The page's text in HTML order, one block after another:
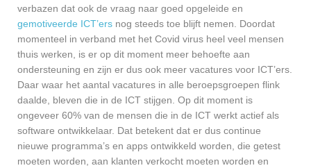
verbazen dat ook de vraag naar goed opgeleide en
gemotiveerde ICT’ers nog steeds toe blijft nemen. Doordat
momenteel in verband met het Covid virus heel veel mensen
thuis werken, is er op dit moment meer behoefte aan
ondersteuning en zijn er dus ook meer vacatures voor ICT’ers.
Daar waar het aantal vacatures in alle beroepsgroepen flink
daalde, bleven die in de ICT stijgen. Op dit moment is
ongeveer 60% van de mensen die in de ICT werkt actief als
software ontwikkelaar. Dat betekent dat er dus continue
nieuwe programma’s en apps ontwikkeld worden, die getest
moeten worden, aan klanten verkocht moeten worden en